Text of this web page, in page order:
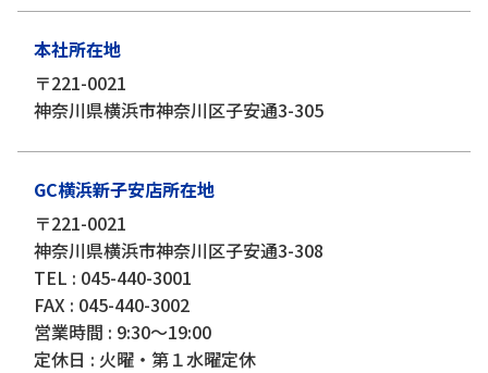
本社所在地
〒221-0021
神奈川県横浜市神奈川区子安通3-305
GC横浜新子安店所在地
〒221-0021
神奈川県横浜市神奈川区子安通3-308
TEL : 045-440-3001
FAX : 045-440-3002
営業時間 : 9:30～19:00
定休日 : 火曜・第１水曜定休